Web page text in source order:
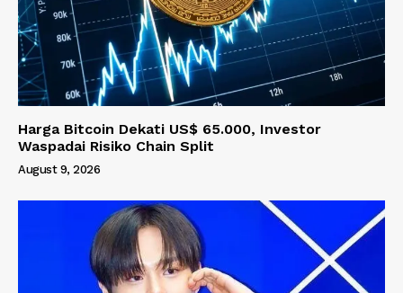
Harga Bitcoin Dekati US$ 65.000, Investor
Waspadai Risiko Chain Split
August 9, 2026